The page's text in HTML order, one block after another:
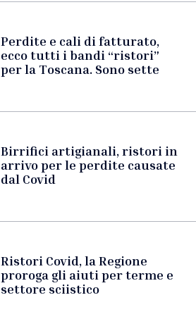
Perdite e cali di fatturato,
ecco tutti i bandi “ristori”
per la Toscana. Sono sette
Birrifici artigianali, ristori in
arrivo per le perdite causate
dal Covid
Ristori Covid, la Regione
proroga gli aiuti per terme e
settore sciistico